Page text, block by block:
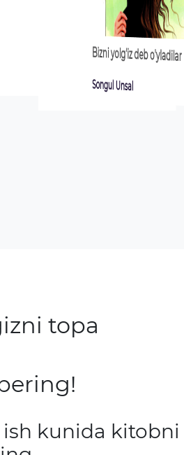
Bizni yolg'iz deb o'yladilar
topa
kunida kitobni